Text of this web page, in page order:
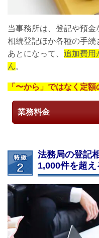
当事務所は、登記や預金
相続登記ほか各種の手続
あとになって、 追加費用
ん。
「〜から」ではなく定額
業務料金
法務局の登記
1,000件を超